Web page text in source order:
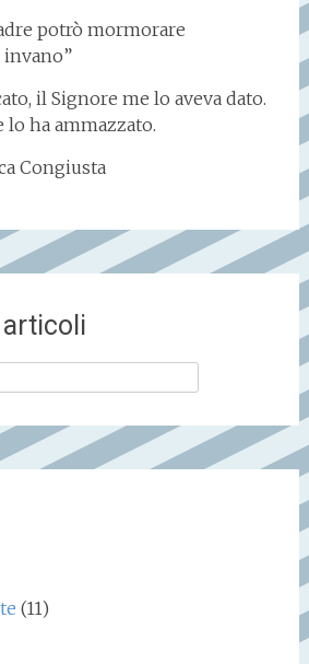
potrò mormorare
invano”
il Signore me lo aveva dato.
lo ha ammazzato.
Congiusta
articoli
(11)